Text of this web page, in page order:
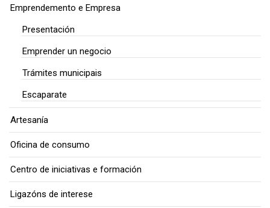
Emprendemento e Empresa
Presentación
Emprender un negocio
Trámites municipais
Escaparate
Artesanía
Oficina de consumo
Centro de iniciativas e formación
Ligazóns de interese